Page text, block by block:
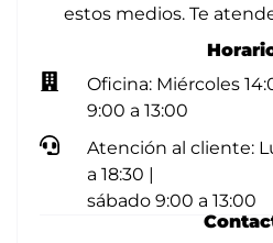
estos medios. Te
Oficina: Miércoles
9:00 a 13:00
Atención al cliente:
a 18:30 |
sábado 9:00 a 13:00